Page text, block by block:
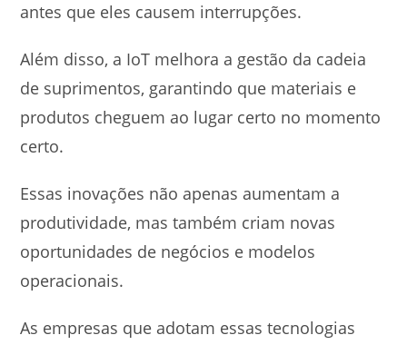
antes que eles causem interrupções.
Além disso, a IoT melhora a gestão da cadeia
de suprimentos, garantindo que materiais e
produtos cheguem ao lugar certo no momento
certo.
Essas inovações não apenas aumentam a
produtividade, mas também criam novas
oportunidades de negócios e modelos
operacionais.
As empresas que adotam essas tecnologias